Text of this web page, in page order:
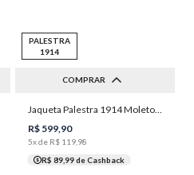
PALESTRA
1914
COMPRAR
P M G GG XGG
Jaqueta Palestra 1914 Moletom Capuz Unissex Individual
R$ 599,90
5x de R$ 119 98
R$ 89,99de Cashback